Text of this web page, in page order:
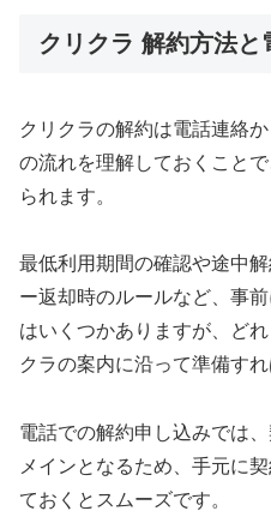
クリクラ 解約方法
クリクラの解約は電話連絡
の流れを理解しておくこと
られます。
最低利用期間の確認や途中
ー返却時のルールなど、事
はいくつかありますが、ど
クラの案内に沿って準備すれ
電話での解約申し込みでは
メインとなるため、手元に
ておくとスムーズです。